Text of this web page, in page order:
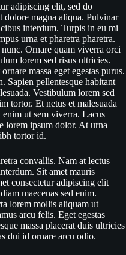
adipiscing elit, sed do
dolore magna aliqua. Pulvinar
interdum. Turpis in eu mi
urna et pharetra pharetra.
Ornare quam viverra orci
lorem sed risus ultricies.
massa eget egestas purus.
Sapien pellentesque habitant
Vestibulum lorem sed
tortor. Et netus et malesuada
enim ut sem viverra. Lacus
lorem ipsum dolor. At urna
tortor id.
convallis. Nam at lectus
Sit amet mauris
consectetur adipiscing elit
maecenas sed enim.
lorem mollis aliquam ut
arcu felis. Eget egestas
massa placerat duis ultricies
dui id ornare arcu odio.